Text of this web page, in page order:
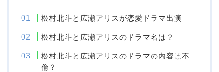
松村北斗と広瀬アリスが恋愛ドラマ出演
松村北斗と広瀬アリスのドラマ名は？
松村北斗と広瀬アリスのドラマの内容は不
倫？